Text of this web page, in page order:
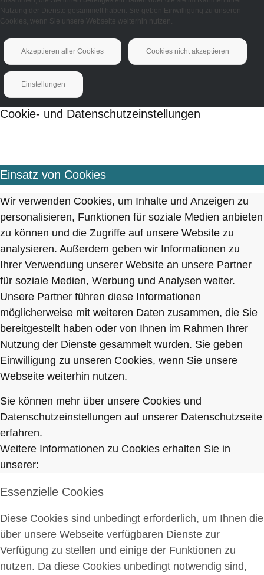
Nutzung der Dienste gesammelt haben. Sie geben Einwilligung zu unseren
Cookies, wenn Sie unsere Webseite weiterhin nutzen.
Akzeptieren aller Cookies Cookies nicht akzeptieren
Einstellungen
Cookie- und Datenschutzeinstellungen
Einsatz von Cookies
Wir verwenden Cookies, um Inhalte und Anzeigen zu
personalisieren, Funktionen für soziale Medien anbieten
zu können und die Zugriffe auf unsere Website zu
analysieren. Außerdem geben wir Informationen zu
Ihrer Verwendung unserer Website an unsere Partner
für soziale Medien, Werbung und Analysen weiter.
Unsere Partner führen diese Informationen
möglicherweise mit weiteren Daten zusammen, die Sie
bereitgestellt haben oder von Ihnen im Rahmen Ihrer
Nutzung der Dienste gesammelt wurden. Sie geben
Einwilligung zu unseren Cookies, wenn Sie unsere
Webseite weiterhin nutzen.
Sie können mehr über unsere Cookies und
Datenschutzeinstellungen auf unserer Datenschutzseite
erfahren.
Weitere Informationen zu Cookies erhalten Sie in
unserer:
Essenzielle Cookies
Diese Cookies sind unbedingt erforderlich, um Ihnen die
über unsere Webseite verfügbaren Dienste zur
Verfügung zu stellen und einige der Funktionen zu
nutzen. Da diese Cookies unbedingt notwendig sind,